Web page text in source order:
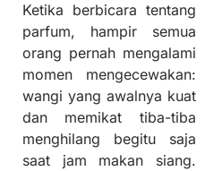
Ketika berbicara tentang
parfum, hampir semua
orang pernah mengalami
momen mengecewakan:
wangi yang awalnya kuat
dan memikat tiba-tiba
menghilang begitu saja
saat jam makan siang.